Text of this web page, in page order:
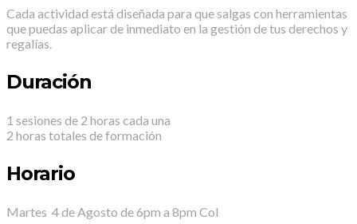
Cada actividad está diseñada para que salgas con herramientas
que puedas aplicar de inmediato en la gestión de tus derechos y
regalías.
Duración
1 sesiones de 2 horas cada una
2 horas totales de formación
Horario
Martes 4 de Agosto de 6pm a 8pm Col